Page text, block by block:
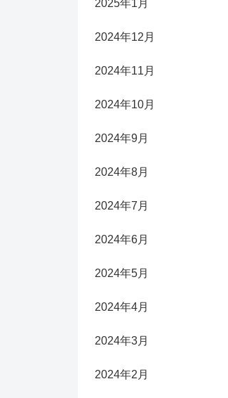
2025年1月
2024年12月
2024年11月
2024年10月
2024年9月
2024年8月
2024年7月
2024年6月
2024年5月
2024年4月
2024年3月
2024年2月